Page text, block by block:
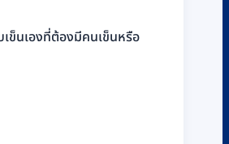
ข็นเองที่ต้องมีคนเข็นหรือ